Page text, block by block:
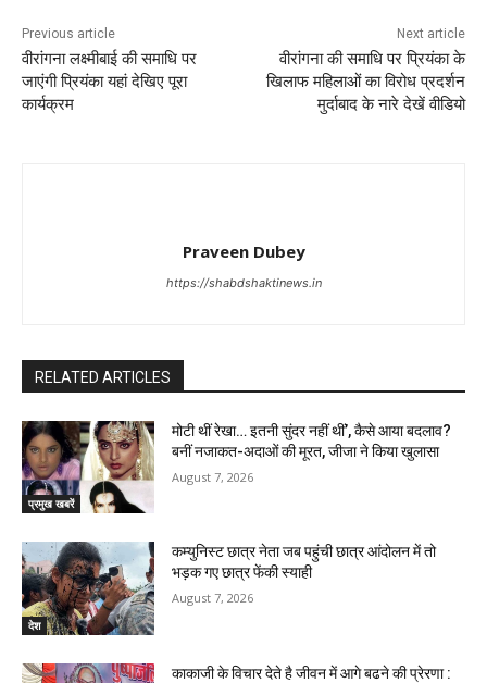
Previous article
वीरांगना लक्ष्मीबाई की समाधि पर
जाएंगी प्रियंका यहां देखिए पूरा
कार्यक्रम
Next article
वीरांगना की समाधि पर प्रियंका के
खिलाफ महिलाओं का विरोध प्रदर्शन
मुर्दाबाद के नारे देखें वीडियो
Praveen Dubey
https://shabdshaktinews.in
RELATED ARTICLES
प्रमुख खबरें
मोटी थीं रेखा… इतनी सुंदर नहीं थीं’, कैसे आया बदलाव?
बनीं नजाकत-अदाओं की मूरत, जीजा ने किया खुलासा
August 7, 2026
देश
कम्युनिस्ट छात्र नेता जब पहुंची छात्र आंदोलन में तो
भड़क गए छात्र फेंकी स्याही
August 7, 2026
काकाजी के विचार देते है जीवन में आगे बढने की प्रेरणा :